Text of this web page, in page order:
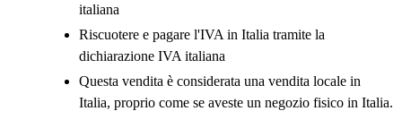
italiana
Riscuotere e pagare l'IVA in Italia tramite la
dichiarazione IVA italiana
Questa vendita è considerata una vendita locale in
Italia, proprio come se aveste un negozio fisico in Italia.